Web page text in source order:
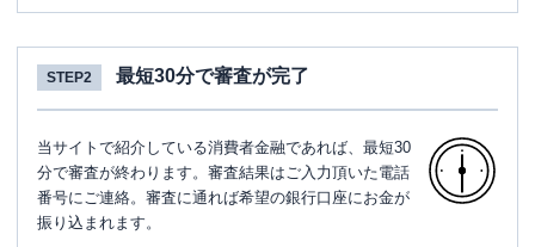
STEP2 最短30分で審査が完了
当サイトで紹介している消費者金融であれば、最短30
分で審査が終わります。審査結果はご入力頂いた電話
番号にご連絡。審査に通れば希望の銀行口座にお金が
振り込まれます。